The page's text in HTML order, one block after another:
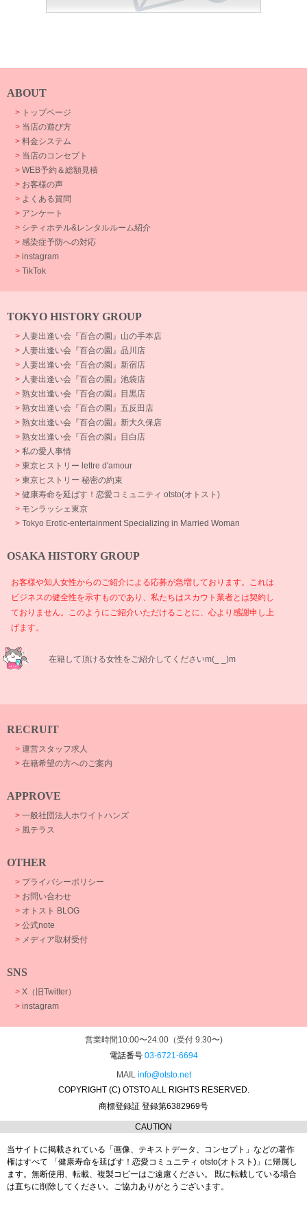
ABOUT
> トップページ
> 当店の遊び方
> 料金システム
> 当店のコンセプト
> WEB予約＆総額見積
> お客様の声
> よくある質問
> アンケート
> シティホテル&レンタルルーム紹介
> 感染症予防への対応
> instagram
> TikTok
TOKYO HISTORY GROUP
> 人妻出逢い会『百合の園』山の手本店
> 人妻出逢い会『百合の園』品川店
> 人妻出逢い会『百合の園』新宿店
> 人妻出逢い会『百合の園』池袋店
> 熟女出逢い会『百合の園』目黒店
> 熟女出逢い会『百合の園』五反田店
> 熟女出逢い会『百合の園』新大久保店
> 熟女出逢い会『百合の園』目白店
> 私の愛人事情
> 東京ヒストリー lettre d'amour
> 東京ヒストリー 秘密の約束
> 健康寿命を延ばす！恋愛コミュニティ otsto(オトスト)
> モンラッシェ東京
> Tokyo Erotic-entertainment Specializing in Married Woman
OSAKA HISTORY GROUP
お客様や知人女性からのご紹介による応募が急増しております。これは
ビジネスの健全性を示すものであり、私たちはスカウト業者とは契約し
ておりません。このようにご紹介いただけることに、心より感謝申し上
げます。
在籍して頂ける女性をご紹介してくださいm(_ _)m
RECRUIT
> 運営スタッフ求人
> 在籍希望の方へのご案内
APPROVE
> 一般社団法人ホワイトハンズ
> 風テラス
OTHER
> プライバシーポリシー
> お問い合わせ
> オトスト BLOG
> 公式note
> メディア取材受付
SNS
> X（旧Twitter）
> instagram
営業時間10:00〜24:00（受付 9:30〜)
電話番号 03-6721-6694
MAIL info@otsto.net
COPYRIGHT (C) OTSTO ALL RIGHTS RESERVED.
商標登録証 登録第6382969号
CAUTION
当サイトに掲載されている「画像、テキストデータ、コンセプト」などの著作
権はすべて 「健康寿命を延ばす！恋愛コミュニティ otsto(オトスト)」に帰属し
ます。 無断使用、転載、複製コピーはご遠慮ください。
既に転載している場合
は直ちに削除してください。ご協力ありがとうございます。